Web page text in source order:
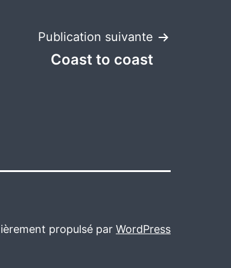
Publication suivante
Coast to coast
propulsé par WordPress